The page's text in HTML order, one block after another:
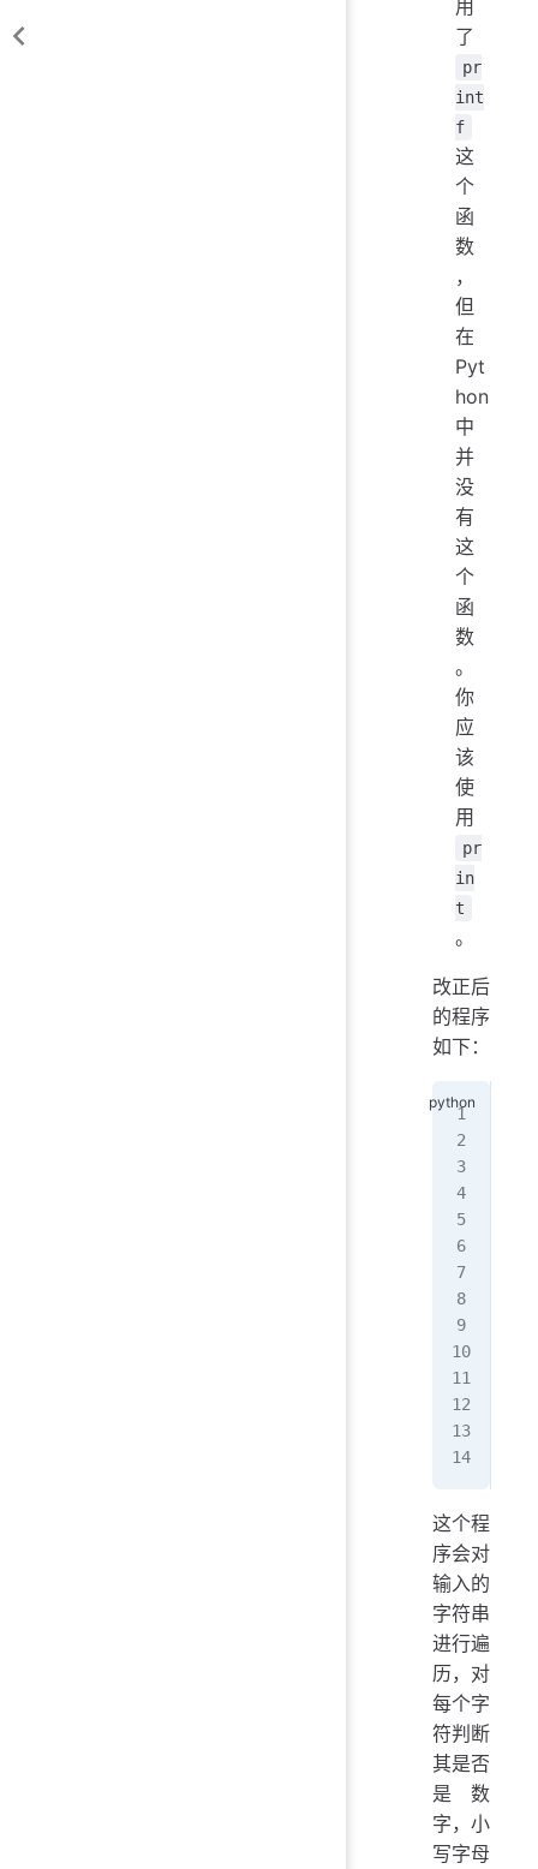
用
了
pr
int
f
这
个
函
数
，
但
在
Pyt
hon
中
并
没
有
这
个
函
数
。
你
应
该
使
用
pr
in
t
。
改正后
的程序
如下：
这个程
序会对
输入的
字符串
进行遍
历，对
每个字
符判断
其是否
是数
字，小
写字母